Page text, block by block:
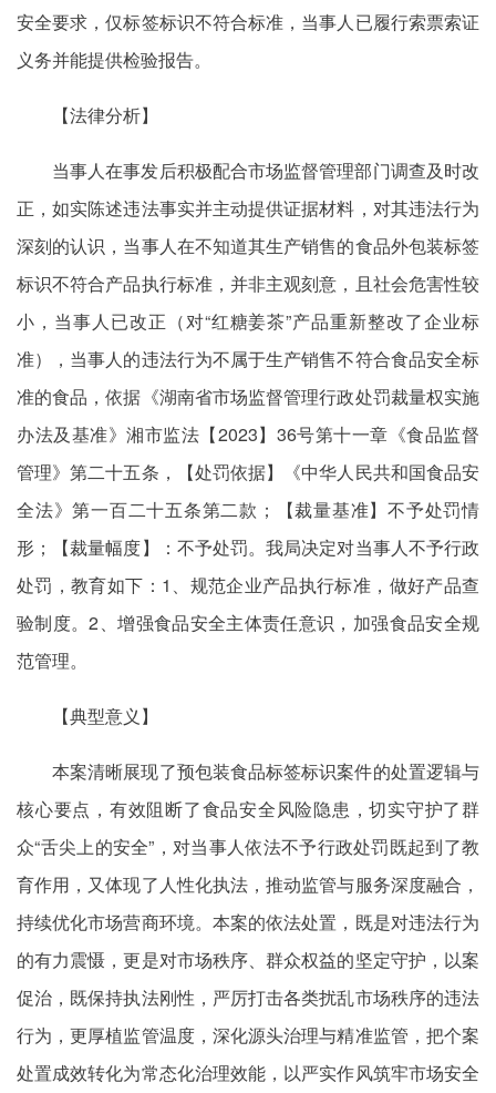
安全要求，仅标签标识不符合标准，当事人已履行索票索证
义务并能提供检验报告。
【法律分析】
当事人在事发后积极配合市场监督管理部门调查及时改
正，如实陈述违法事实并主动提供证据材料，对其违法行为
深刻的认识，当事人在不知道其生产销售的食品外包装标签
标识不符合产品执行标准，并非主观刻意，且社会危害性较
小，当事人已改正（对“红糖姜茶”产品重新整改了企业标
准），当事人的违法行为不属于生产销售不符合食品安全标
准的食品，依据《湖南省市场监督管理行政处罚裁量权实施
办法及基准》湘市监法【2023】36号第十一章《食品监督
管理》第二十五条，【处罚依据】《中华人民共和国食品安
全法》第一百二十五条第二款；【裁量基准】不予处罚情
形；【裁量幅度】：不予处罚。我局决定对当事人不予行政
处罚，教育如下：1、规范企业产品执行标准，做好产品查
验制度。2、增强食品安全主体责任意识，加强食品安全规
范管理。
【典型意义】
本案清晰展现了预包装食品标签标识案件的处置逻辑与
核心要点，有效阻断了食品安全风险隐患，切实守护了群
众“舌尖上的安全”，对当事人依法不予行政处罚既起到了教
育作用，又体现了人性化执法，推动监管与服务深度融合，
持续优化市场营商环境。本案的依法处置，既是对违法行为
的有力震慑，更是对市场秩序、群众权益的坚定守护，以案
促治，既保持执法刚性，严厉打击各类扰乱市场秩序的违法
行为，更厚植监管温度，深化源头治理与精准监管，把个案
处置成效转化为常态化治理效能，以严实作风筑牢市场安全